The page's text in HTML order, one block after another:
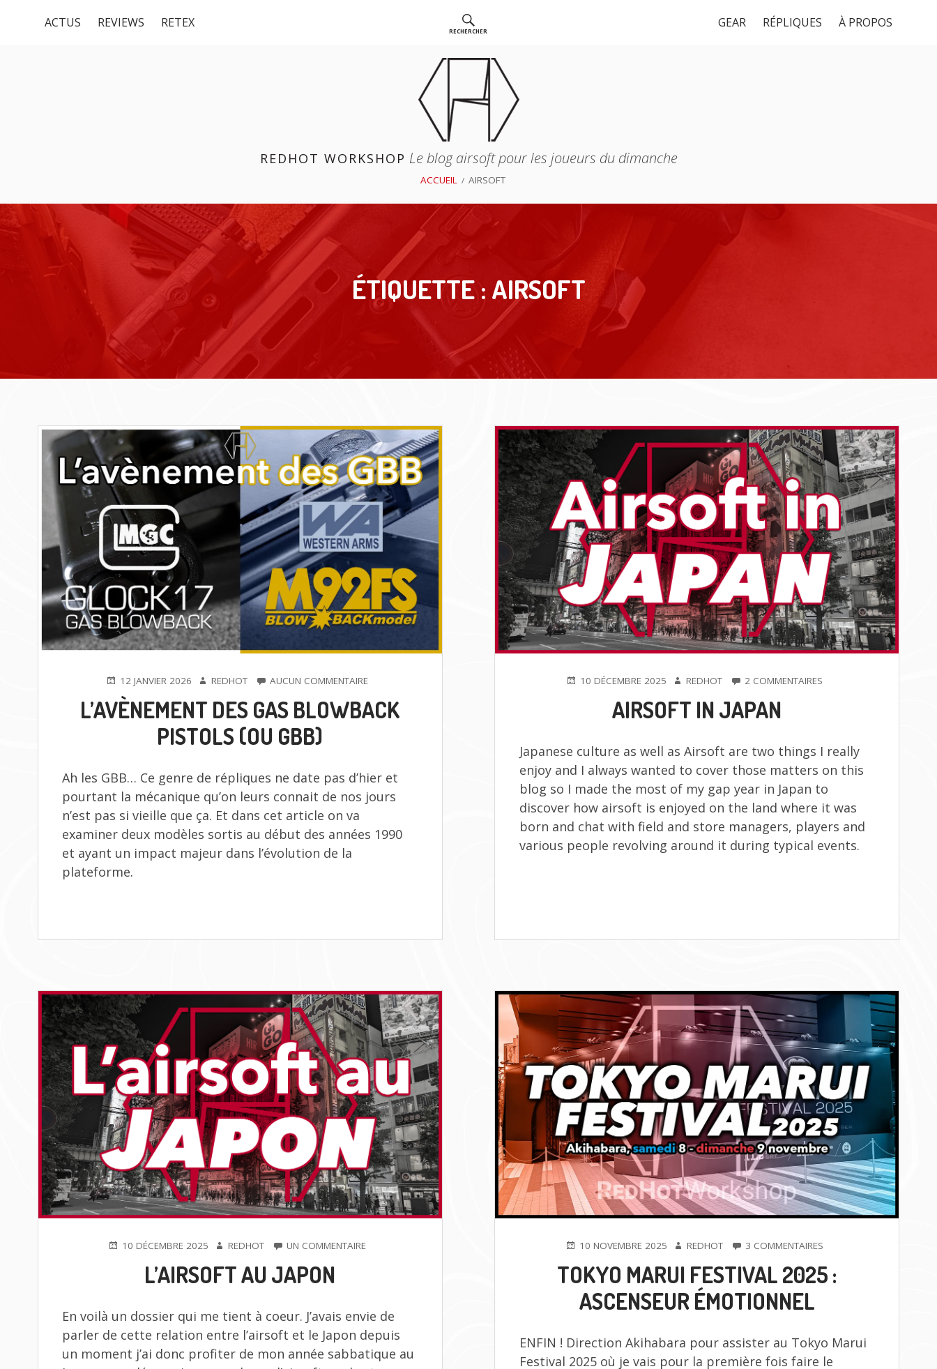
RECHERCHER
MenuACTUS REVIEWS RETEX GEAR RÉPLIQUES À PROPOS
REDHOT WORKSHOP Le blog airsoft pour les joueurs du dimanche
D'ARIANE
ACCUEIL AIRSOFT
ÉTIQUETTE : AIRSOFT
PUBLIÉ12 JANVIER 2026 AUTEUR
REDHOT AUCUN COMMENTAIRESUR
DES
GAS
GBB)
L’AVÈNEMENT DES GAS BLOWBACK
PISTOLS (OU GBB)
Ah les GBB… Ce genre de répliques ne date pas d’hier et
pourtant la mécanique qu’on leurs connait de nos jours
n’est pas si vieille que ça. Et dans cet article on va
examiner deux modèles sortis au début des années 1990
et ayant un impact majeur dans l’évolution de la
plateforme.
PUBLIÉ10 DÉCEMBRE 2025 AUTEUR
REDHOT 2 COMMENTAIRESSUR
AIRSOFT IN JAPAN
Japanese culture as well as Airsoft are two things I really
enjoy and I always wanted to cover those matters on this
blog so I made the most of my gap year in Japan to
discover how airsoft is enjoyed on the land where it was
born and chat with field and store managers, players and
various people revolving around it during typical events.
PUBLIÉ10 DÉCEMBRE 2025 AUTEUR
REDHOT UN COMMENTAIRESUR
L’AIRSOFT AU JAPON
En voilà un dossier qui me tient à coeur. J’avais envie de
parler de cette relation entre l’airsoft et le Japon depuis
un moment j’ai donc profiter de mon année sabbatique au
PUBLIÉ10 NOVEMBRE 2025 AUTEUR
REDHOT 3 COMMENTAIRESSUR
MARUI
FESTIVAL
ÉMOTIONNEL
TOKYO MARUI FESTIVAL 2025 :
ASCENSEUR ÉMOTIONNEL
ENFIN ! Direction Akihabara pour assister au Tokyo Marui
Festival 2025 où je vais pour la première fois faire le